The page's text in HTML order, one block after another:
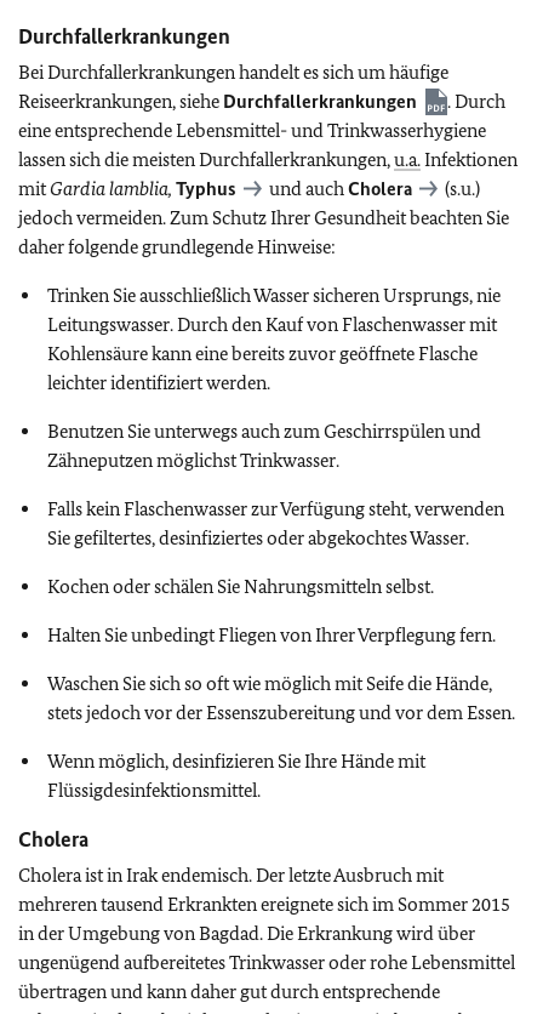
Durchfallerkrankungen
Bei Durchfallerkrankungen handelt es sich um häufige
Reiseerkrankungen, siehe Durchfallerkrankungen
. Durch
eine entsprechende Lebensmittel- und Trinkwasserhygiene
lassen sich die meisten Durchfallerkrankungen,u.a.Infektionen
mitGardia lamblia, Typhus und auchCholera
(s.u.)
jedoch vermeiden. Zum Schutz Ihrer Gesundheit beachten Sie
daher folgende grundlegende Hinweise:
Trinken Sie ausschließlich Wasser sicheren Ursprungs, nie
Leitungswasser. Durch den Kauf von Flaschenwasser mit
Kohlensäure kann eine bereits zuvor geöffnete Flasche
leichter identifiziert werden.
Benutzen Sie unterwegs auch zum Geschirrspülen und
Zähneputzen möglichst Trinkwasser.
Falls kein Flaschenwasser zur Verfügung steht, verwenden
Sie gefiltertes, desinfiziertes oder abgekochtes Wasser.
Kochen oder schälen Sie Nahrungsmitteln selbst.
Halten Sie unbedingt Fliegen von Ihrer Verpflegung fern.
Waschen Sie sich so oft wie möglich mit Seife die Hände,
stets jedoch vor der Essenszubereitung und vor dem Essen.
Wenn möglich, desinfizieren Sie Ihre Hände mit
Flüssigdesinfektionsmittel.
Cholera
Cholera ist in Irak endemisch. Der letzte Ausbruch mit
mehreren tausend Erkrankten ereignete sich im Sommer 2015
in der Umgebung von Bagdad. Die Erkrankung wird über
ungenügend aufbereitetes Trinkwasser oder rohe Lebensmittel
übertragen und kann daher gut durch entsprechende